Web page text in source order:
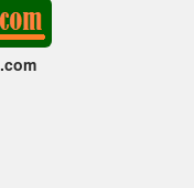
.com